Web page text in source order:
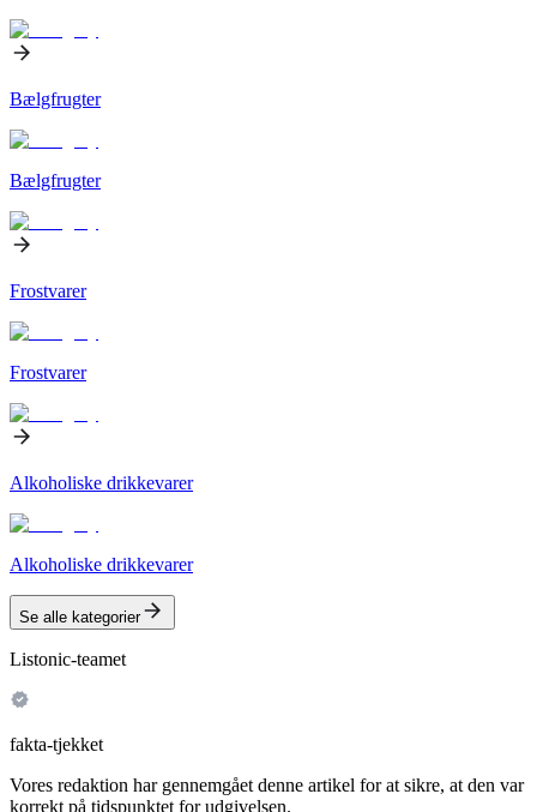
Bælgfrugter
Bælgfrugter
Frostvarer
Frostvarer
Alkoholiske drikkevarer
Alkoholiske drikkevarer
Se alle kategorier
Listonic-teamet
fakta-tjekket
Vores redaktion har gennemgået denne artikel for at sikre, at den var
korrekt på tidspunktet for udgivelsen.